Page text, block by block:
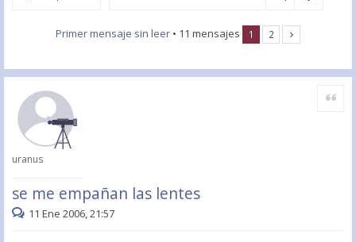
Primer mensaje sin leer • 11 mensajes 1 2
uranus
se me empañan las lentes
Citar
11 Ene 2006, 21:57